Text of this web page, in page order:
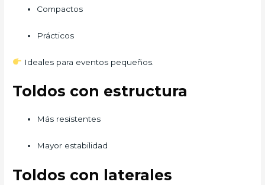
Compactos
Prácticos
Ideales para eventos pequeños.
Toldos con estructura
Más resistentes
Mayor estabilidad
Toldos con laterales